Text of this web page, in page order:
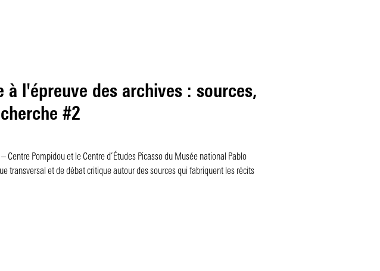
à l'épreuve des archives : sources,
#2
Centre Pompidou et le Centre d’Études Picasso du Musée national Pablo
transversal et de débat critique autour des sources qui fabriquent les récits